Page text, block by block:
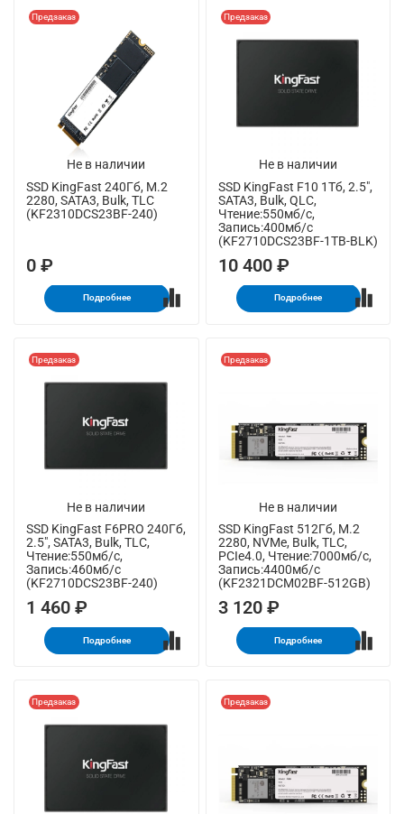
Не в наличии
Предзаказ
SSD KingFast 240Гб, M.2
2280, SATA3, Bulk, TLC
(KF2310DCS23BF-240)
0 ₽
Подробнее
Не в наличии
Предзаказ
SSD KingFast F10 1Тб, 2.5",
SATA3, Bulk, QLC,
Чтение:550мб/с,
Запись:400мб/с
(KF2710DCS23BF-1TB-BLK)
10 400 ₽
Подробнее
Не в наличии
Предзаказ
SSD KingFast F6PRO 240Гб,
2.5", SATA3, Bulk, TLC,
Чтение:550мб/с,
Запись:460мб/с
(KF2710DCS23BF-240)
1 460 ₽
Подробнее
Не в наличии
Предзаказ
SSD KingFast 512Гб, M.2
2280, NVMe, Bulk, TLC,
PCIe4.0, Чтение:7000мб/с,
Запись:4400мб/с
(KF2321DCM02BF-512GB)
3 120 ₽
Подробнее
Предзаказ Предзаказ